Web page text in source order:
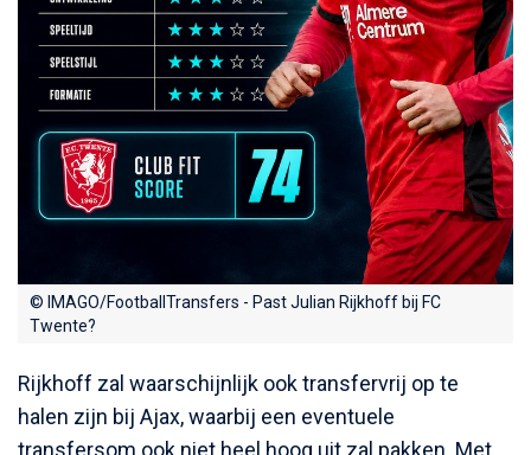
© IMAGO/FootballTransfers - Past Julian Rijkhoff bij FC
Twente?
Rijkhoff zal waarschijnlijk ook transfervrij op te
halen zijn bij Ajax, waarbij een eventuele
transfersom ook niet heel hoog uit zal pakken. Met